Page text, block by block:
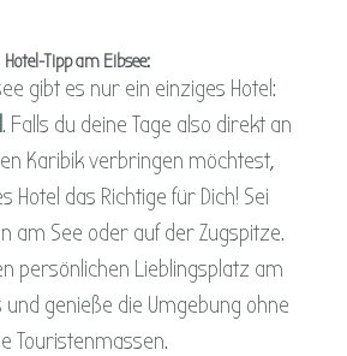
Hotel-Tipp am Eibsee:
gibt es nur ein einziges Hotel:
. Falls du deine Tage also direkt an
Karibik verbringen möchtest,
Hotel das Richtige für Dich! Sei
am See oder auf der Zugspitze.
persönlichen Lieblingsplatz am
und genieße die Umgebung ohne
Touristenmassen.